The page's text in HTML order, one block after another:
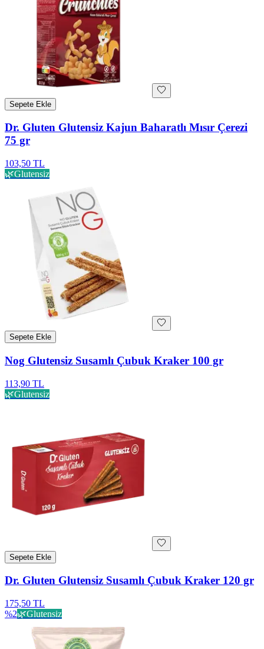
Sepete Ekle
Dr. Gluten Glutensiz Kajun Baharatlı Mısır Çerezi
75 gr
103,50 TL
🌿Glutensiz
Sepete Ekle
Nog Glutensiz Susamlı Çubuk Kraker 100 gr
113,90 TL
🌿Glutensiz
Sepete Ekle
Dr. Gluten Glutensiz Susamlı Çubuk Kraker 120 gr
175,50 TL
%2🌿Glutensiz